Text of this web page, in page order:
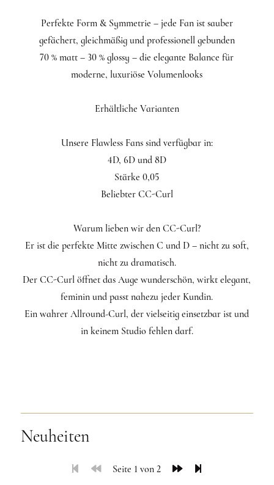
Perfekte Form & Symmetrie – jede Fan ist sauber
gefächert, gleichmäßig und professionell gebunden
70 % matt – 30 % glossy – die elegante Balance für
moderne, luxuriöse Volumenlooks
Erhältliche Varianten
Unsere Flawless Fans sind verfügbar in:
4D, 6D und 8D
Stärke 0,05
Beliebter CC-Curl
Warum lieben wir den CC-Curl?
Er ist die perfekte Mitte zwischen C und D – nicht zu soft,
nicht zu dramatisch.
Der CC-Curl öffnet das Auge wunderschön, wirkt elegant,
feminin und passt nahezu jeder Kundin.
Ein wahrer Allround-Curl, der vielseitig einsetzbar ist und
in keinem Studio fehlen darf.
Neuheiten
Seite 1 von 2